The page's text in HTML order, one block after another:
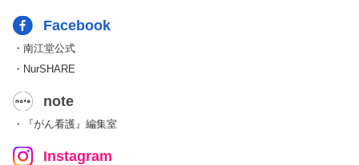
Facebook
・南江堂公式
・NurSHARE
note
・『がん看護』編集室
Instagram